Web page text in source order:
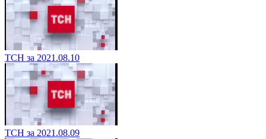
ТСН за 2021.08.10
ТСН за 2021.08.09